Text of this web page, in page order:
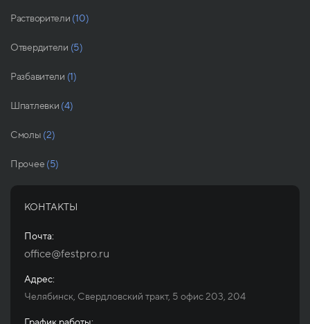
Растворители (10)
Отвердители (5)
Разбавители (1)
Шпатлевки (4)
Смолы (2)
Прочее (5)
КОНТАКТЫ
Почта:
office@festpro.ru
Адрес:
Челябинск, Свердловский тракт, 5 офис 203, 204